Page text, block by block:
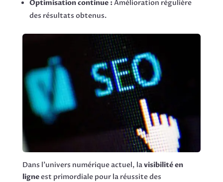
Optimisation continue : Amélioration régulière
des résultats obtenus.
Dans l’univers numérique actuel, lavisibilité en
ligneest primordiale pour la réussite des